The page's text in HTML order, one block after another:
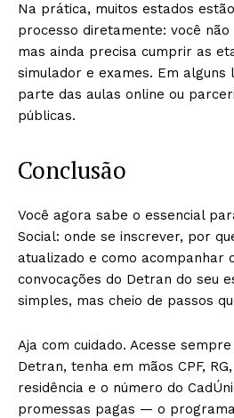
Na prática, muitos estados
processo diretamente: você
mas ainda precisa cumprir as
simulador e exames. Em alguns
parte das aulas online ou
públicas.
Conclusão
Você agora sabe o essencial
Social: onde se inscrever, por
atualizado e como acompanhar
convocações do Detran do seu
simples, mas cheio de passos
Aja com cuidado. Acesse
Detran, tenha em mãos CPF,
residência e o número do
promessas pagas — o